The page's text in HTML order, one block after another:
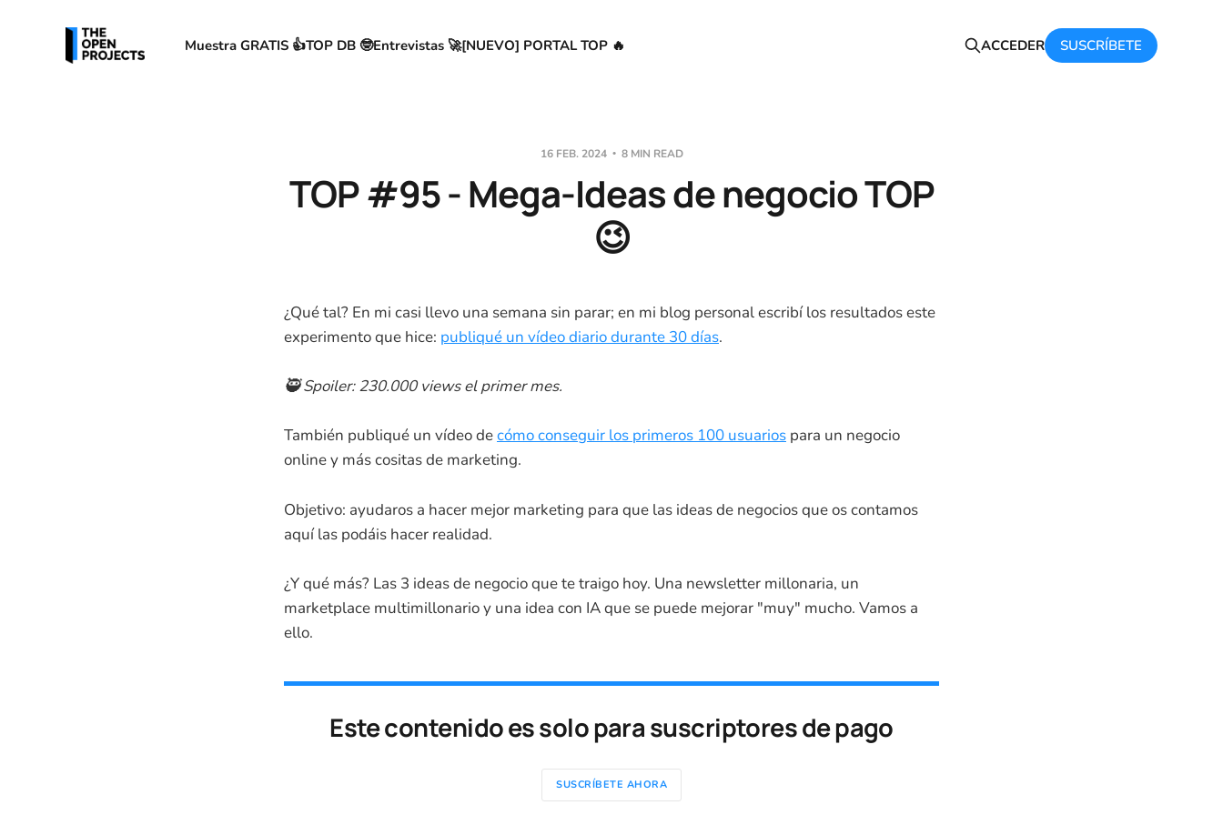
Muestra GRATIS 👍TOP DB 🤓Entrevistas 🚀[NUEVO] PORTAL TOP 🔥 ACCEDER SUSCRÍBETE
16 FEB. 2024 8 MIN READ
TOP #95 - Mega-Ideas de negocio TOP
😉
¿Qué tal? En mi casi llevo una semana sin parar; en mi blog personal escribí los resultados este
experimento que hice: publiqué un vídeo diario durante 30 días.
🥷 Spoiler: 230.000 views el primer mes.
También publiqué un vídeo decómo conseguir los primeros 100 usuarios para un negocio
online y más cositas de marketing.
Objetivo: ayudaros a hacer mejor marketing para que las ideas de negocios que os contamos
aquí las podáis hacer realidad.
¿Y qué más? Las 3 ideas de negocio que te traigo hoy. Una newsletter millonaria, un
marketplace multimillonario y una idea con IA que se puede mejorar "muy" mucho. Vamos a
ello.
Este contenido es solo para suscriptores de pago
SUSCRÍBETE AHORA